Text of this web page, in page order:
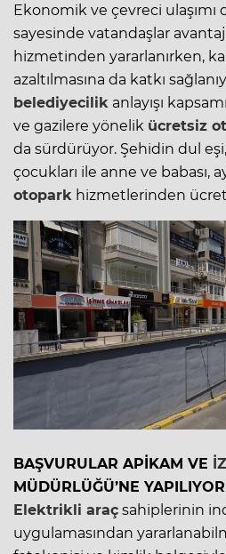
Ekonomik ve çevreci
sayesinde vatandaşlar
hizmetinden yararlanırken,
azaltılmasına da katkı
belediyecilik anlayışı
ve gazilere yönelik ücretsiz
da sürdürüyor. Şehidin dul
çocukları ile anne ve babası,
otopark hizmetlerinden
BAŞVURULAR APİKAM VE
MÜDÜRLÜĞÜ’NE YAPILIYOR
Elektrikli araç sahiplerinin
uygulamasından